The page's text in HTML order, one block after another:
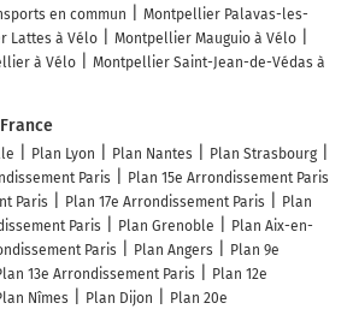
en commun
Montpellier Palavas-les-
Lattes à Vélo
Montpellier Mauguio à Vélo
à Vélo
Montpellier Saint-Jean-de-Védas à
Plan Lyon Plan Nantes
Plan Strasbourg
Paris
Plan 15e Arrondissement Paris
Paris
Plan 17e Arrondissement Paris
Plan
Paris Plan Grenoble
Plan Aix-en-
Paris Plan Angers
Plan 9e
13e Arrondissement Paris
Plan 12e
Nîmes Plan Dijon Plan 20e